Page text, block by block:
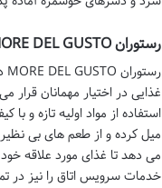
رستوران MORE DEL GUSTO
غذایی در اختیار مهمانان
استفاده از مواد اولیه تازه و
می دهد تا غذای مورد علاقه
خدمات سرویس اتاق را نیز در